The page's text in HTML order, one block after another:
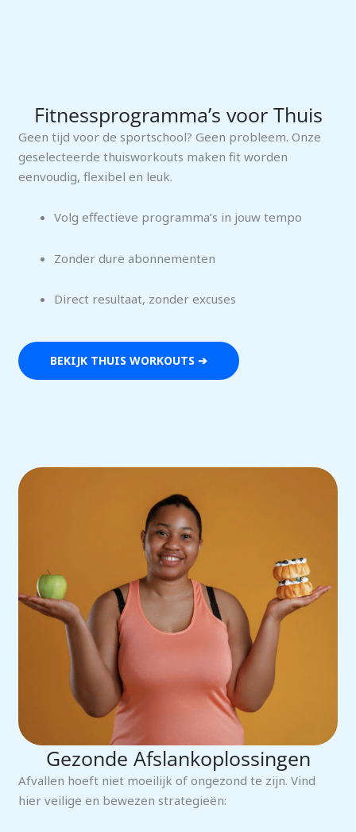
Fitnessprogramma’s voor Thuis
Geen tijd voor de sportschool? Geen probleem. Onze
geselecteerde thuisworkouts maken fit worden
eenvoudig, flexibel en leuk.
Volg effectieve programma’s in jouw tempo
Zonder dure abonnementen
Direct resultaat, zonder excuses
BEKIJK THUIS WORKOUTS ➔
Gezonde Afslankoplossingen
Afvallen hoeft niet moeilijk of ongezond te zijn. Vind
hier veilige en bewezen strategieën: